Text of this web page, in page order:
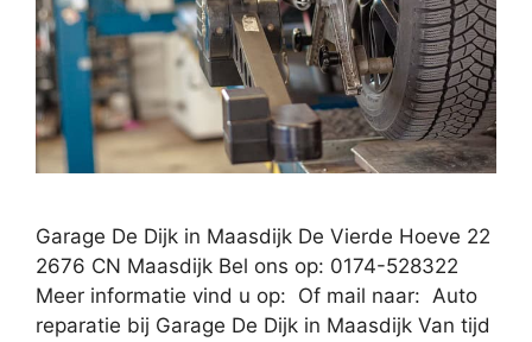
Garage De Dijk in Maasdijk De Vierde Hoeve 22
2676 CN Maasdijk Bel ons op: 0174-528322
Meer informatie vind u op: Of mail naar: Auto
reparatie bij Garage De Dijk in Maasdijk Van tijd